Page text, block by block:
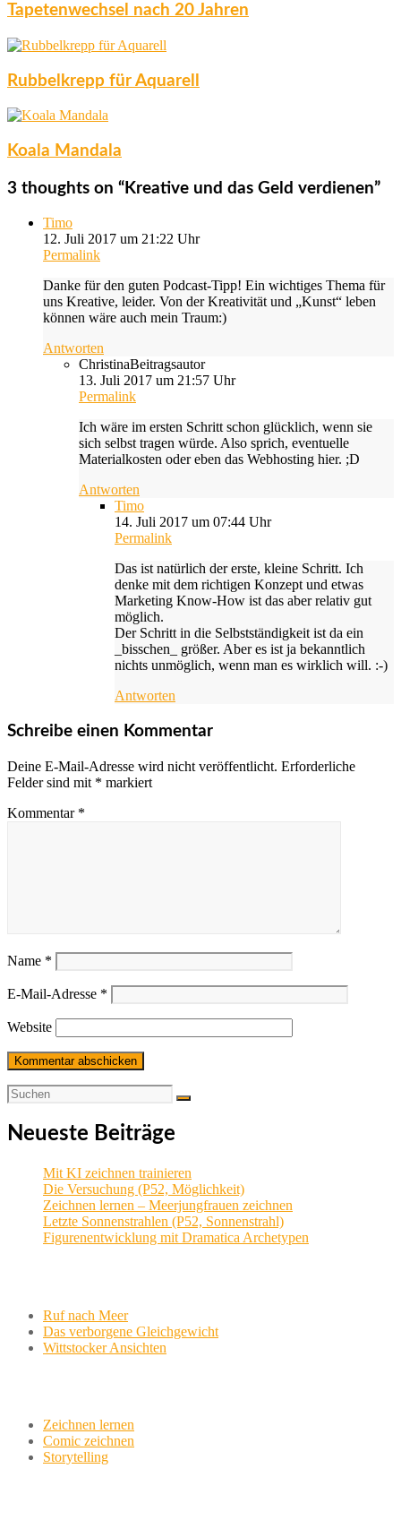
Tapetenwechsel nach 20 Jahren
Rubbelkrepp für Aquarell
Koala Mandala
3 thoughts on “ Kreative und das Geld verdienen”
Timo
12. Juli 2017 um 21:22 Uhr
Permalink
Danke für den guten Podcast-Tipp! Ein wichtiges Thema für
uns Kreative, leider. Von der Kreativität und „Kunst“ leben
können wäre auch mein Traum:)
Antworten
ChristinaBeitragsautor
13. Juli 2017 um 21:57 Uhr
Permalink
Ich wäre im ersten Schritt schon glücklich, wenn sie
sich selbst tragen würde. Also sprich, eventuelle
Materialkosten oder eben das Webhosting hier. ;D
Antworten
Timo
14. Juli 2017 um 07:44 Uhr
Permalink
Das ist natürlich der erste, kleine Schritt. Ich
denke mit dem richtigen Konzept und etwas
Marketing Know-How ist das aber relativ gut
möglich.
Der Schritt in die Selbstständigkeit ist da ein
_bisschen_ größer. Aber es ist ja bekanntlich
nichts unmöglich, wenn man es wirklich will. :-)
Antworten
Schreibe einen Kommentar
Deine E-Mail-Adresse wird nicht veröffentlicht. Erforderliche
Felder sind mit * markiert
Kommentar *
Name *
E-Mail-Adresse *
Website
Neueste Beiträge
Mit KI zeichnen trainieren
Die Versuchung (P52, Möglichkeit)
Zeichnen lernen – Meerjungfrauen zeichnen
Letzte Sonnenstrahlen (P52, Sonnenstrahl)
Figurenentwicklung mit Dramatica Archetypen
Ruf nach Meer
Das verborgene Gleichgewicht
Wittstocker Ansichten
Zeichnen lernen
Comic zeichnen
Storytelling